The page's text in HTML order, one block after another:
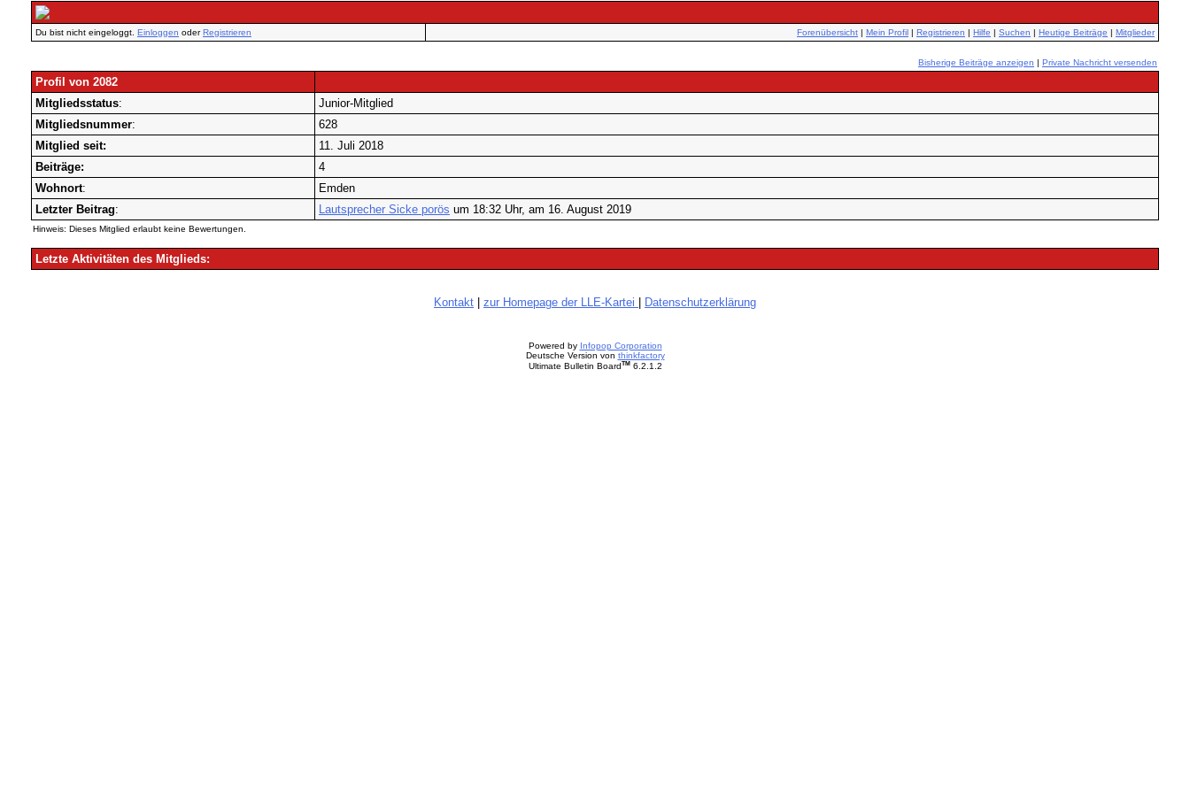
Du bist nicht eingeloggt. Einloggen oderRegistrieren Forenübersicht | Mein Profil | Registrieren | Hilfe | Suchen | Heutige Beiträge | Mitglieder
Bisherige Beiträge anzeigen | Private Nachricht versenden
Profil von 2082
Mitgliedsstatus:
Junior-Mitglied
Mitgliedsnummer:
628
Mitglied seit:
11. Juli 2018
Beiträge:
4
Wohnort:
Emden
Letzter Beitrag: Lautsprecher Sicke porös um 18:32 Uhr, am 16. August 2019
Hinweis: Dieses Mitglied erlaubt keine Bewertungen.
Letzte Aktivitäten des Mitglieds:
Kontakt zur Homepage der LLE-Kartei Datenschutzerklärung
Powered by Infopop Corporation
Deutsche Version von thinkfactory
Ultimate Bulletin BoardTM6.2.1.2